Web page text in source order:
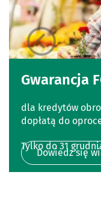
Gwarancja
dla kredytów
dopłatą do
Tylko do 31
Dowiedz się